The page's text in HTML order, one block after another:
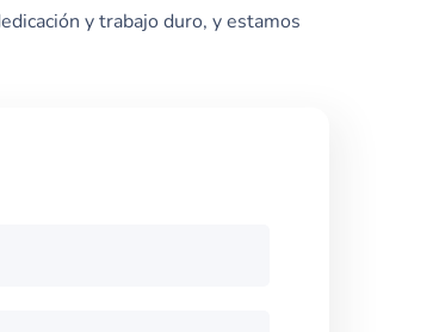
y trabajo duro, y estamos